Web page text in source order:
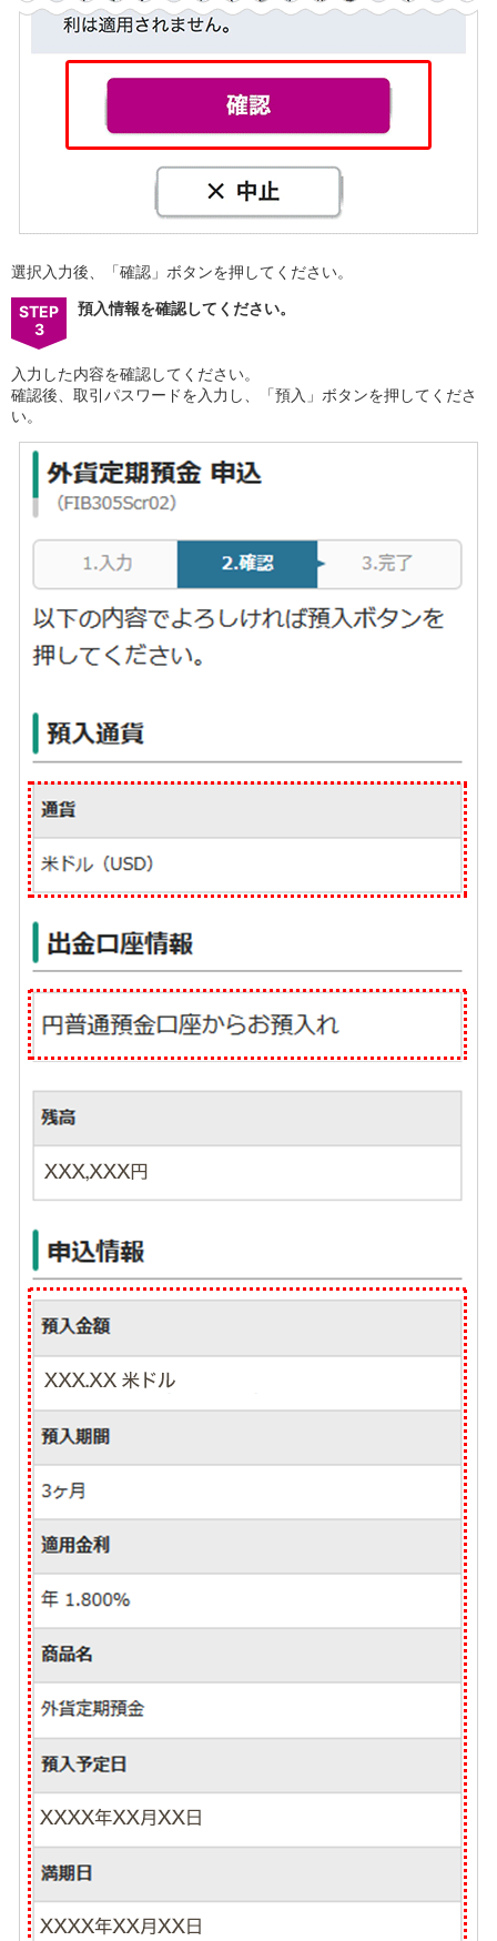
選択入力後、「確認」ボタンを押してください。
STEP
3
預入情報を確認してください。
入力した内容を確認してください。
確認後、取引パスワードを入力し、「預入」ボタンを押してくださ
い。